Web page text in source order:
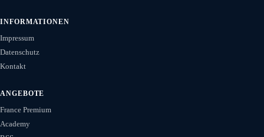
INFORMATIONEN
Impressum
Datenschutz
Kontakt
ANGEBOTE
France Premium
Academy